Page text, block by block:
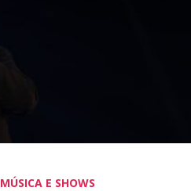
MÚSICA E SHOWS